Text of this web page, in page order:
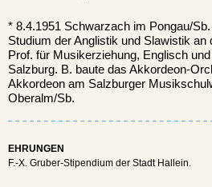
* 8.4.1951 Schwarzach im Pongau/Sb.
Studium der Anglistik und Slawistik
Prof. für Musikerziehung, Englisch
Salzburg. B. baute das Akkordeon-
Akkordeon am Salzburger
Oberalm/Sb.
EHRUNGEN
F.-X. Gruber-Stipendium der Stadt Hallein.